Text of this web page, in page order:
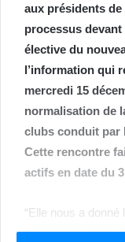
aux présidents
processus devant
élective du
l’information qui
mercredi 15
normalisation de
clubs conduit par
Cette rencontre
actifs en date du
“Elle nous a donné
plupart des points.